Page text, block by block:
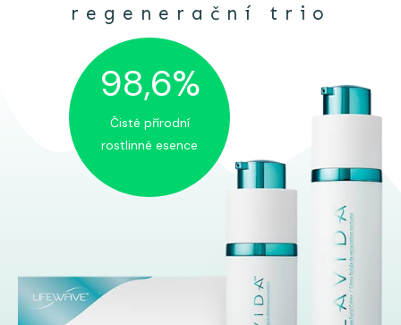
regenerační trio
98,6%
Čisté přírodní
rostlinné esence